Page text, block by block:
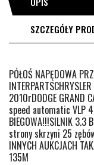
SZCZEGÓŁY
PÓŁOŚ NAPĘDOWA
2010rDODGE
speed automatic VLP
BIEGOWA!!!SILNIK 3.3
strony skrzyni 25
INNYCH AUKCJACH
135M